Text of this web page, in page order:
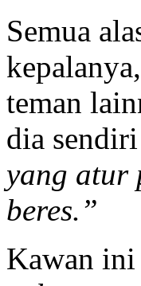
Semua
teman
dia
yang atur
beres.”
Kawan